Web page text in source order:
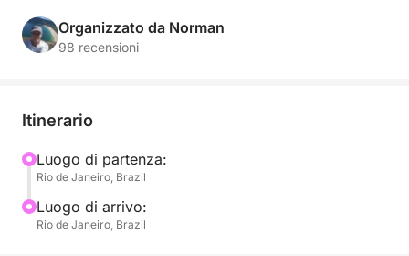
Praia Vermelha e Urca.
equipaggio locale appassionato e la massima
differenza, dai comfort a bordo alla narrazione di
esperti. Vedrai Rio più da vicino, in modo più
confortevole e in modo più memorabile.
Organizzato da Norman
98 recensioni
Itinerario
Luogo di partenza:
Rio de Janeiro, Brazil
Luogo di arrivo:
Rio de Janeiro, Brazil